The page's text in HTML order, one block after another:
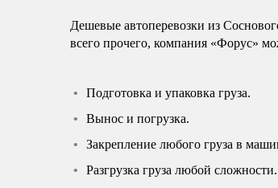
Дешевые автоперевозки из
всего прочего, компания «Форус»
Подготовка и упаковка груза.
Вынос и погрузка.
Закрепление любого груза в
Разгрузка груза любой сложности.